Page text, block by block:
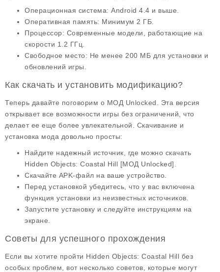
Операционная система: Android 4.4 и выше.
Оперативная память: Минимум 2 ГБ.
Процессор: Современные модели, работающие на
скорости 1.2 ГГц.
Свободное место: Не менее 200 МБ для установки и
обновлений игры.
Как скачать и установить модификацию?
Теперь давайте поговорим о МОД Unlocked . Эта версия
открывает все возможности игры без ограничений, что
делает ее еще более увлекательной. Скачивание и
установка мода довольно просты:
Найдите надежный источник, где можно скачать
Hidden Objects: Coastal Hill [МОД Unlocked]
Скачайте APK-файл на ваше устройство.
Перед установкой убедитесь, что у вас включена
функция установки из неизвестных источников.
Запустите установку и следуйте инструкциям на
экране.
Советы для успешного прохождения
Если вы хотите пройти Hidden Objects: Coastal Hill без
особых проблем, вот несколько советов, которые могут